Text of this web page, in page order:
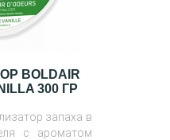
BOLDAIR
300 ГР
запаха в
с ароматом